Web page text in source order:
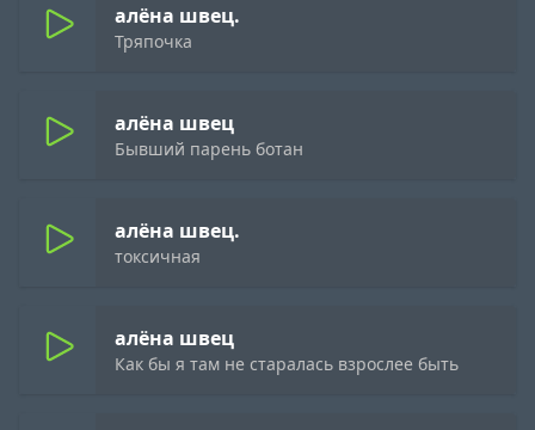
алёна швец.
Тряпочка
алёна швец
Бывший парень ботан
алёна швец.
токсичная
алёна швец
Как бы я там не старалась взрослее быть